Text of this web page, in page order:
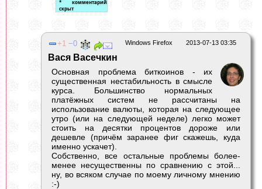
2013-07-13 03:35
Windows Firefox
1 0
Вася Васечкин
Основная проблема биткоинов - их
существенная нестабильность в смысле
курса. Большинство нормальных
платёжных систем не рассчитаны на
использование валюты, которая на следующее
утро (или на следующей неделе) легко может
стоить на десятки процентов дороже или
дешевле (причём заранее фиг скажешь, куда
именно ускачет).
Собственно, все остальные проблемы более-
менее несущественны по сравнению с этой...
ну, во всяком случае по моему личному мнению
:-)